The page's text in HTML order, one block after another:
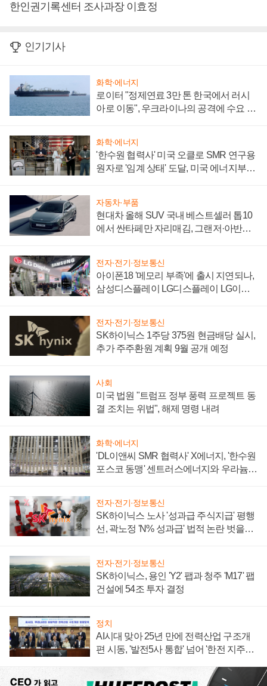
한인권기록센터 조사과장 이효정
인기기사
화학·에너지
로이터 "정제연료 3만 톤 한국에서 러시
아로 이동", 우크라이나의 공격에 수요 늘
화학·에너지
'한수원 협력사' 미국 오클로 SMR 연구용
원자로 '임계 상태' 도달, 미국 에너지부
자동차·부품
현대차 올해 SUV 국내 베스트셀러 톱10
에서 싼타페만 자리매김, 그랜저·아반떼
전자·전기·정보통신
아이폰18 '메모리 부족'에 출시 지연되나,
삼성디스플레이 LG디스플레이 LG이노
전자·전기·정보통신
SK하이닉스 1주당 375원 현금배당 실시,
추가 주주환원 계획 9월 공개 예정
사회
미국 법원 "트럼프 정부 풍력 프로젝트 동
결 조치는 위법", 해제 명령 내려
화학·에너지
'DL이앤씨 SMR 협력사' X에너지, '한수원
포스코 동맹' 센트러스에너지와 우라늄
전자·전기·정보통신
SK하이닉스 노사 '성과급 주식지급' 평행
선, 곽노정 'N% 성과급' 법적 논란 벗을지
전자·전기·정보통신
SK하이닉스, 용인 'Y2' 팹과 청주 'M17' 팹
건설에 54조 투자 결정
정치
AI시대 맞아 25년 만에 전력산업 구조개
편 시동, '발전5사 통합' 넘어 '한전 지주사'